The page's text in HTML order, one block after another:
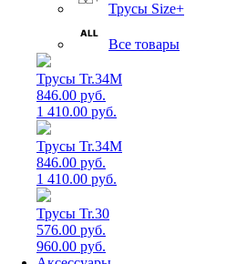
Трусы Size+
Все товары
Трусы Tr.34M
846.00 руб.
1 410.00 руб.
Трусы Tr.34M
846.00 руб.
1 410.00 руб.
Трусы Tr.30
576.00 руб.
960.00 руб.